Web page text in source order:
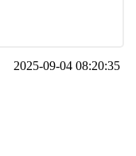
2025-09-04 08:20:35